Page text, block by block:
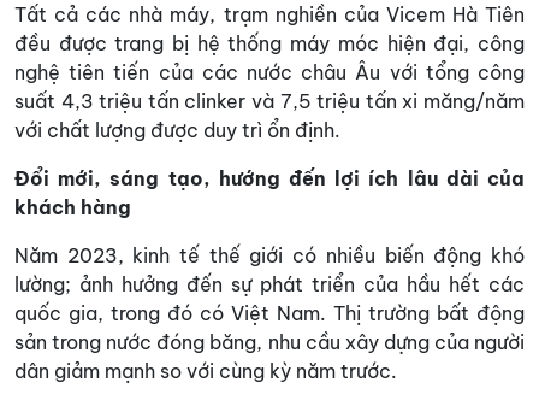
Tất cả các nhà máy, trạm nghiền của Vicem Hà Tiên
đều được trang bị hệ thống máy móc hiện đại, công
nghệ tiên tiến của các nước châu Âu với tổng công
suất 4,3 triệu tấn clinker và 7,5 triệu tấn xi măng/năm
với chất lượng được duy trì ổn định.
Đổi mới, sáng tạo, hướng đến lợi ích lâu dài của
khách hàng
Năm 2023, kinh tế thế giới có nhiều biến động khó
lường; ảnh hưởng đến sự phát triển của hầu hết các
quốc gia, trong đó có Việt Nam. Thị trường bất động
sản trong nước đóng băng, nhu cầu xây dựng của người
dân giảm mạnh so với cùng kỳ năm trước.